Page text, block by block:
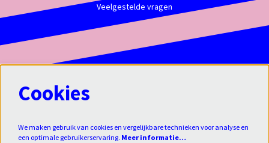
Veelgestelde vragen
Cookies
We maken gebruik van cookies en vergelijkbare technieken voor analyse en
een optimale gebruikerservaring. Meer informatie…